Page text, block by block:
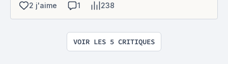
2 j'aime
1 238
VOIR LES 5 CRITIQUES